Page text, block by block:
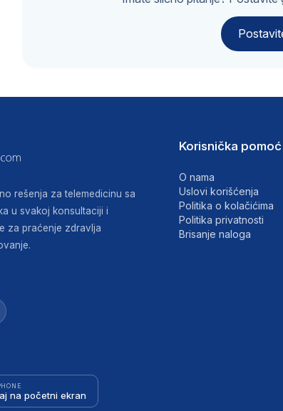
rešenja za telemedicinu sa
u svakoj konsultaciji i
za praćenje zdravlja
na početni ekran
Korisnička pomoć
O nama
Uslovi korišćenja
Politika o kolačićima
Politika privatnosti
Brisanje naloga